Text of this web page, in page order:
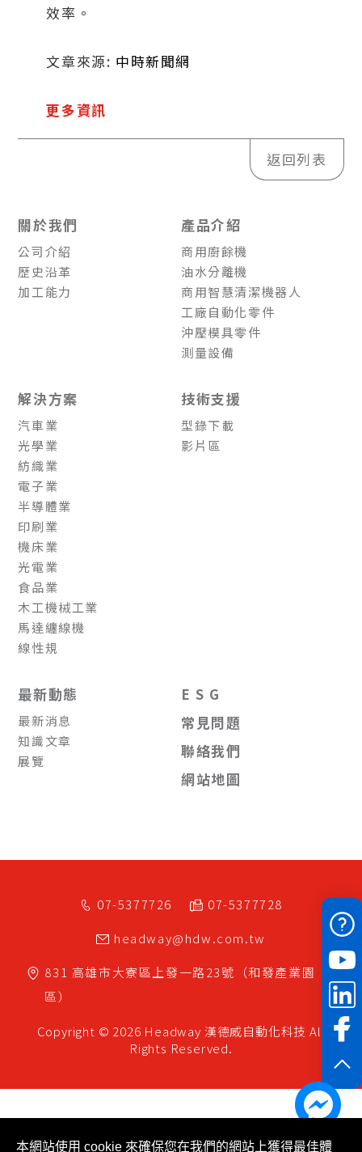
效率。
文章來源: 中時新聞網
更多資訊
返回列表
關於我們
公司介紹
歷史沿革
加工能力
產品介紹
商用廚餘機
油水分離機
商用智慧清潔機器人
工廠自動化零件
沖壓模具零件
測量設備
解決方案
汽車業
光學業
紡織業
電子業
半導體業
印刷業
機床業
光電業
食品業
木工機械工業
馬達纏線機
線性規
技術支援
型錄下載
影片區
最新動態
最新消息
知識文章
展覽
E S G
常見問題
聯絡我們
網站地圖
07-5377726
07-5377728
headway@hdw.com.tw
831 高雄市大寮區 上發一路23號（和發產業園
區）
Copyright © 2026 Headway 漢德威自動化科技 All
Rights Reserved.
本網站使用 cookie 來確保您在我們的網站上獲得最佳體